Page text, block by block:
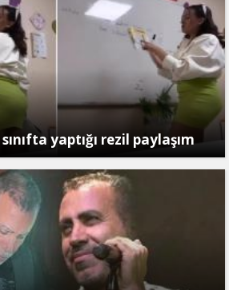
yaptığı rezil paylaşım